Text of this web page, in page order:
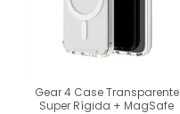
Gear 4 Case Transparente
Super Rígida + MagSafe